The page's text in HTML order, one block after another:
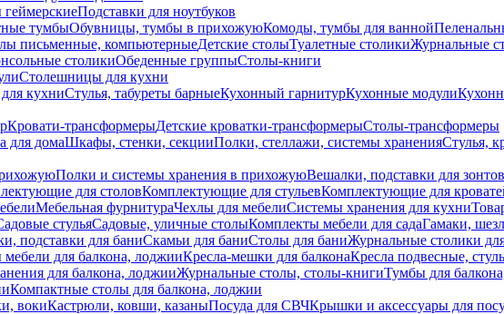
Подставки для ноутбуков
тумбыОбувницы, тумбы в прихожуюКомоды, тумбы для ванной
письменные, компьютерныеДетские столыТуалетные столикиЖурнальные
столикиОбеденные группыСтолы-книги
Столешницы для кухни
кухниСтулья, табуреты барныеКухонный гарнитурКухонные модули
Кровати-трансформерыДетские кроватки-трансформерыСтолы-трансформеры
для домаШкафы, стенки, секцииПолки, стеллажи, системы храненияСтулья,
Полки и системы хранения в прихожуюВешалки, подставки для зонтов
для столовКомплектующие для стульевКомплектующие для
Мебельная фурнитураЧехлы для мебелиСистемы хранения для кухни
стульяСадовые, уличные столыКомплекты мебели для садаГамаки,
подставки для баниСкамьи для баниСтолы для баниЖурнальные столики
для балкона, лоджииКресла-мешки для балконаКресла подвесные,
для балкона, лоджииЖурнальные столы, столы-книгиТумбы для
Компактные столы для балкона, лоджии
вокиКастрюли, ковши, казаныПосуда для СВЧКрышки и аксессуары для